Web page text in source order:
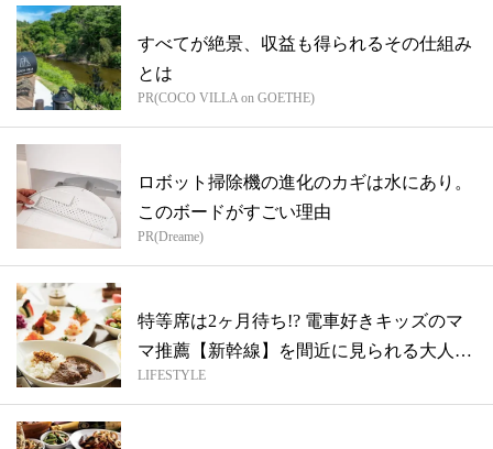
すべてが絶景、収益も得られるその仕組み
とは
PR(COCO VILLA on GOETHE)
ロボット掃除機の進化のカギは水にあり。
このボードがすごい理由
PR(Dreame)
特等席は2ヶ月待ち!? 電車好きキッズのマ
マ推薦【新幹線】を間近に見られる大人
気...
LIFESTYLE